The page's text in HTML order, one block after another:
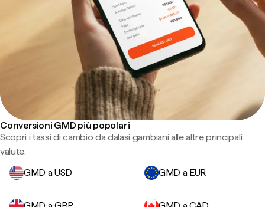
Conversioni GMD più popolari
Scopri i tassi di cambio da dalasi gambiani alle altre principali
valute.
GMD a USD
GMD a EUR